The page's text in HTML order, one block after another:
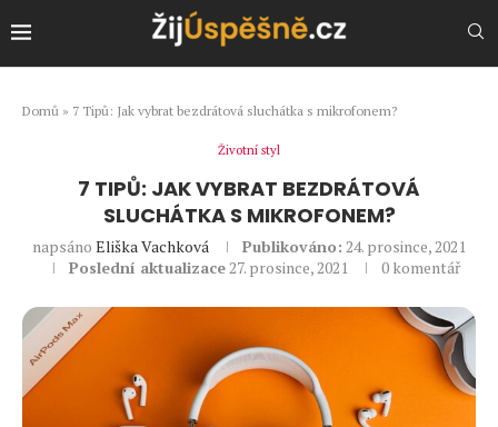
Domů » 7 Tipů: Jak vybrat bezdrátová sluchátka s mikrofonem?
Životní styl
7 TIPŮ: JAK VYBRAT BEZDRÁTOVÁ
SLUCHÁTKA S MIKROFONEM?
napsáno Eliška Vachková Publikováno: 24. prosince, 2021
Poslední aktualizace27. prosince, 2021 0 komentář